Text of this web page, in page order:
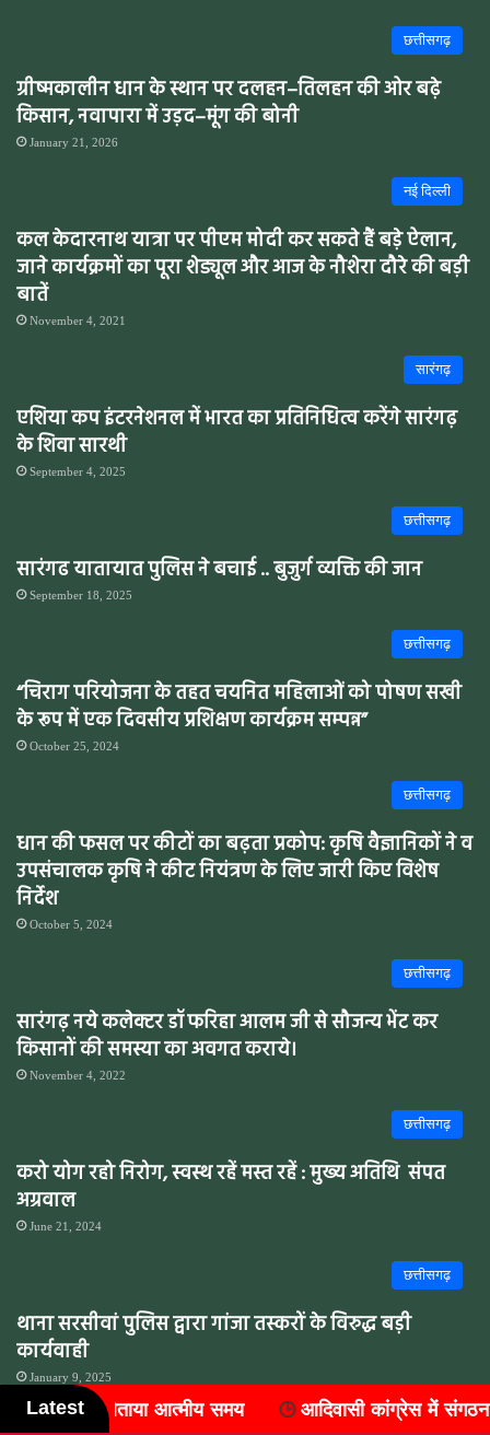
छत्तीसगढ़
ग्रीष्मकालीन धान के स्थान पर दलहन–तिलहन की ओर बढ़े
किसान, नवापारा में उड़द–मूंग की बोनी
January 21, 2026
नई दिल्ली
कल केदारनाथ यात्रा पर पीएम मोदी कर सकते हैं बड़े ऐलान,
जाने कार्यक्रमों का पूरा शेड्यूल और आज के नौशेरा दौरे की बड़ी
बातें
November 4, 2021
सारंगढ़
एशिया कप इंटरनेशनल में भारत का प्रतिनिधित्व करेंगे सारंगढ़
के शिवा सारथी
September 4, 2025
छत्तीसगढ़
सारंगढ यातायात पुलिस ने बचाई .. बुजुर्ग व्यक्ति की जान
September 18, 2025
छत्तीसगढ़
“चिराग परियोजना के तहत चयनित महिलाओं को पोषण सखी
के रूप में एक दिवसीय प्रशिक्षण कार्यक्रम सम्पन्न”
October 25, 2024
छत्तीसगढ़
धान की फसल पर कीटों का बढ़ता प्रकोप: कृषि वैज्ञानिकों ने व
उपसंचालक कृषि ने कीट नियंत्रण के लिए जारी किए विशेष
निर्देश
October 5, 2024
छत्तीसगढ़
सारंगढ़ नये कलेक्टर डॉ फरिहा आलम जी से सौजन्य भेंट कर
किसानों की समस्या का अवगत कराये।
November 4, 2022
छत्तीसगढ़
करो योग रहो निरोग, स्वस्थ रहें मस्त रहें : मुख्य अतिथि संपत
अग्रवाल
June 21, 2024
छत्तीसगढ़
थाना सरसीवां पुलिस द्वारा गांजा तस्करों के विरुद्ध बड़ी
कार्यवाही
January 9, 2025
Latest
आदिवासी कांग्रेस में संगठन विस्तार, जिले के सात ब्लॉकों में नए